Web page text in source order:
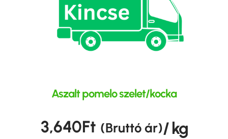
Aszalt pomelo szelet/kocka
3,640Ft (Bruttó ár)/ kg